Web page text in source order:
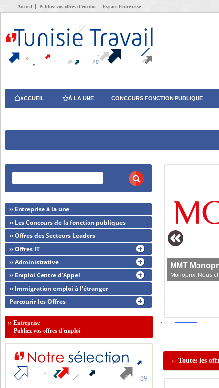
Accueil Publiez vos offres d’emploi Espace Entreprise
ACCUEIL À LA UNE CONCOURS FONCTION PUBLIQUE
MMT
Monoprix, Nous
›› Toutes les
›› Entreprise à la une
›› Les Concours de la fonction publiques
›› Offres des Secteurs Leaders
›› Offres IT
›› Administrative
›› Emploi Centre d'Appel
›› Immigration emploi à l'étranger
Parcourir les Offres
››Entreprise
Publiez vos offres d'emploi